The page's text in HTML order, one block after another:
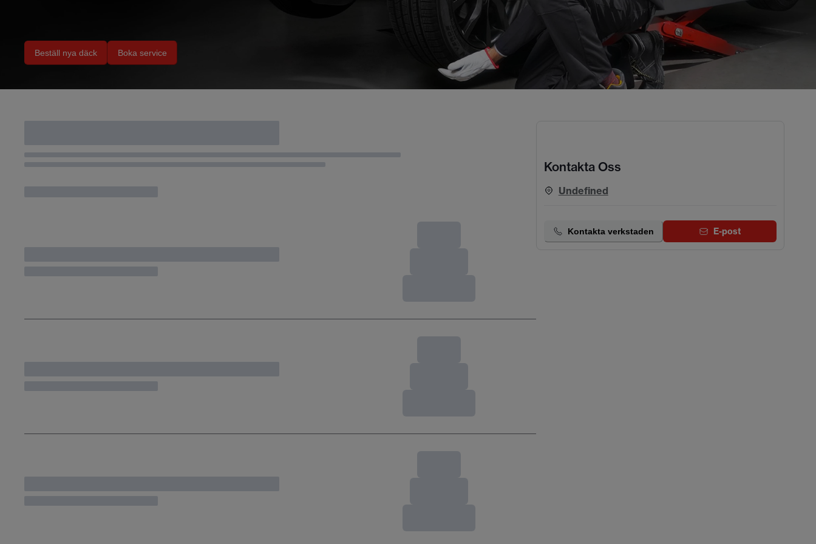
Beställ nya däck Boka service
Kontakta Oss
Undefined
Kontakta verkstaden E-post